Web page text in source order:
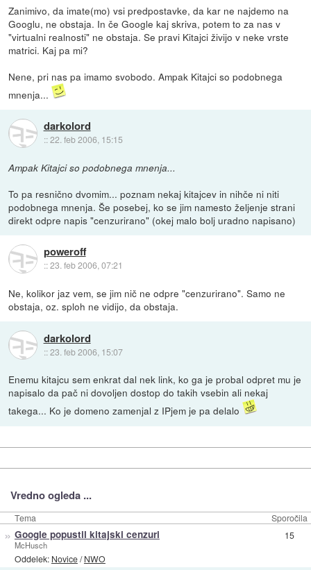
Zanimivo, da imate(mo) vsi predpostavke, da kar ne najdemo na
Googlu, ne obstaja. In če Google kaj skriva, potem to za nas v
"virtualni realnosti" ne obstaja. Se pravi Kitajci živijo v neke vrste
matrici. Kaj pa mi?
Nene, pri nas pa imamo svobodo. Ampak Kitajci so podobnega
mnenja...
darkolord
::22. feb 2006, 15:15
Ampak Kitajci so podobnega mnenja...
To pa resnično dvomim... poznam nekaj kitajcev in nihče ni niti
podobnega mnenja. Še posebej, ko se jim namesto željenje strani
direkt odpre napis "cenzurirano" (okej malo bolj uradno napisano)
poweroff
::23. feb 2006, 07:21
Ne, kolikor jaz vem, se jim nič ne odpre "cenzurirano". Samo ne
obstaja, oz. sploh ne vidijo, da obstaja.
darkolord
::23. feb 2006, 15:07
Enemu kitajcu sem enkrat dal nek link, ko ga je probal odpret mu je
napisalo da pač ni dovoljen dostop do takih vsebin ali nekaj
takega... Ko je domeno zamenjal z IPjem je pa delalo
Vredno ogleda ...
Tema Sporočila
» Google popustil kitajski cenzuri
McHusch
Oddelek: Novice/NWO
15